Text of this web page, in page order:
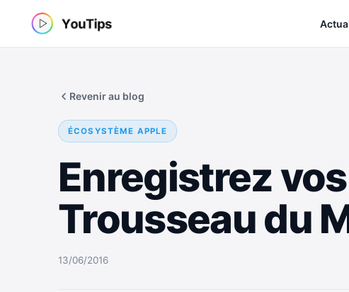
Revenir au blog
ÉCOSYSTÈME APPLE
Enregistrez
Trousseau du
13/06/2016